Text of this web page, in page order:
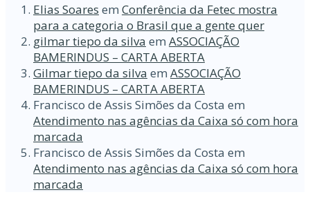
Elias Soares em Conferência da Fetec mostra
para a categoria o Brasil que a gente quer
gilmar tiepo da silva em ASSOCIAÇÃO
BAMERINDUS – CARTA ABERTA
Gilmar tiepo da silva em ASSOCIAÇÃO
BAMERINDUS – CARTA ABERTA
Francisco de Assis Simões da Costa em
Atendimento nas agências da Caixa só com hora
marcada
Francisco de Assis Simões da Costa em
Atendimento nas agências da Caixa só com hora
marcada